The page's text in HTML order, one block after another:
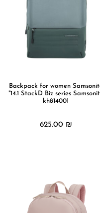
Backpack for women
"14.1 StackD Biz series
kh814001
625.00 ₪